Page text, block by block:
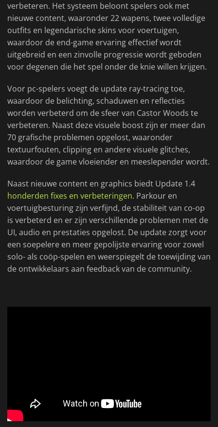
verbeteren. Het systeem beloont spelers ook met
nieuwe content, waaronder 22 wapens, twee volledige
outfits en legendarische skins voor voertuigen,
waardoor de end-game ervaring effectief wordt
uitgebreid en een zinvolle progressie wordt geboden
voor degenen die het spel onder de knie willen krijgen.
Voor pc-spelers voegt de update ray-tracing toe,
waardoor de belichting, schaduwen en reflecties
worden verbeterd om de sfeer van Castor Woods te
verbeteren. Naast deze visuele boost zijn er meer dan
70 grafische problemen opgelost, waaronder
textuurfouten, clipping en andere visuele glitches,
waardoor de game vloeiender en meeslepender wordt.
Naast nieuwe content en graphics biedt Update 1.4
honderden fixes en verbeteringen. Parkour en
voertuigbesturing zijn verfijnd, de stabiliteit van co-op
is verbeterd en er zijn verschillende problemen met de
UI, audio en prestaties opgelost. De update zorgt voor
een soepelere en meer gepolijste ervaring voor zowel
solo- als coöp-spelen en weerspiegelt de toewijding van
de ontwikkelaars aan feedback van de community.